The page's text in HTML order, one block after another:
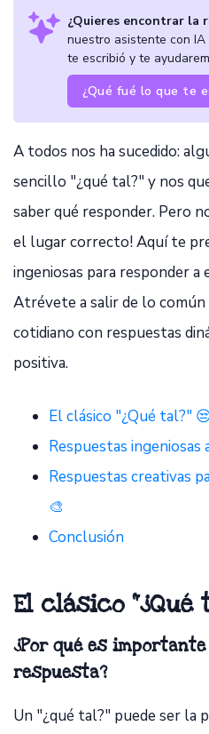
¿Quieres encontrar la
nuestro asistente con
te escribió y te
¿Qué fué lo que te
A todos nos ha sucedido:
sencillo "¿qué tal?" y nos
saber qué responder. Pero
el lugar correcto! Aquí te
ingeniosas para responder
Atrévete a salir de lo
cotidiano con respuestas
positiva.
El clásico "¿Qué tal?"
Respuestas ingeniosas
Respuestas creativas
🎨
Conclusión
El clásico "¿Qué
¿Por qué es
respuesta?
Un "¿qué tal?" puede ser la